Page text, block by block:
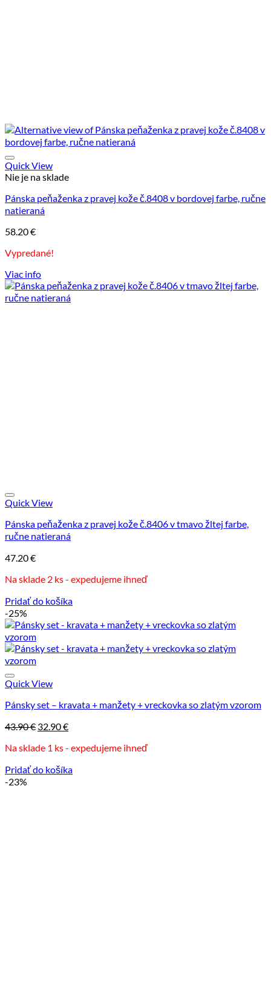
Quick View
Nie je na sklade
Pánska peňaženka z pravej kože č.8408 v bordovej farbe, ručne
natieraná
58.20€
Vypredané!
Viac info
Quick View
Pánska peňaženka z pravej kože č.8406 v tmavo žltej farbe,
ručne natieraná
47.20€
Na sklade 2 ks - expedujeme ihneď
Pridať do košíka
-25%
Quick View
Pánsky set – kravata + manžety + vreckovka so zlatým vzorom
43.90€ Pôvodná
bola:
32.90€Aktuálna
je:
Na sklade 1 ks - expedujeme ihneď
Pridať do košíka
-23%